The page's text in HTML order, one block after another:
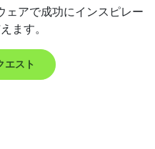
ェアで成功にインスピレー
ます。
エスト